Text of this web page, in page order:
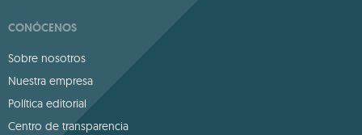
CONÓCENOS
Sobre nosotros
Nuestra empresa
Política editorial
Centro de transparencia